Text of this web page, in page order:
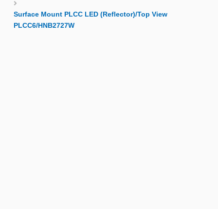
Surface Mount PLCC LED (Reflector)/Top View
PLCC6/HNB2727W